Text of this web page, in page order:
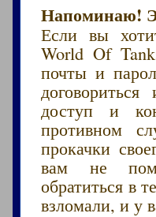
Напоминаю!
Если вы
World Of
почты и
доступ и
противном
прокачки
вам не
обратиться в
взломали, и у